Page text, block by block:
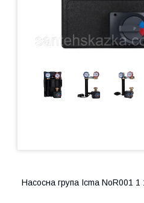
Насосна група Icma NoR001